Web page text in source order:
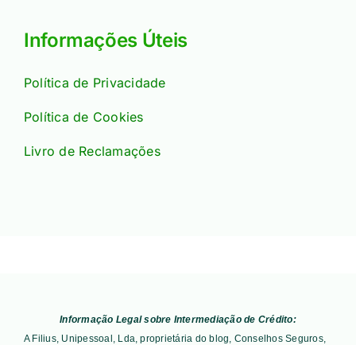
Informações Úteis
Política de Privacidade
Política de Cookies
Livro de Reclamações
Informação Legal sobre Intermediação de Crédito:
A Filius, Unipessoal, Lda, proprietária do blog, Conselhos Seguros,